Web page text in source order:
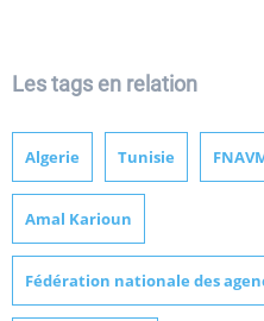
Les tags en relation
Algerie Tunisie
Amal Karioun
Fédération nationale des